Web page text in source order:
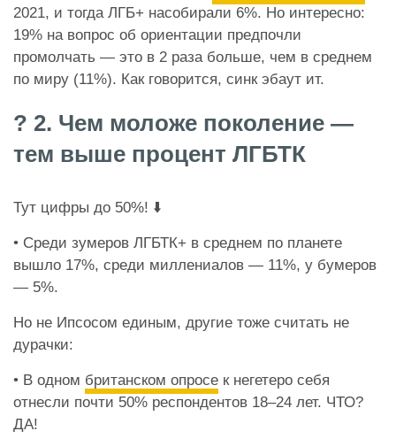
2021, и тогда ЛГБ+ насобирали 6%. Но интересно:
19% на вопрос об ориентации предпочли
промолчать — это в 2 раза больше, чем в среднем
по миру (11%). Как говорится, синк эбаут ит.
? 2. Чем моложе поколение —
тем выше процент ЛГБТК
Тут цифры до 50%! ⬇️
• Среди зумеров ЛГБТК+ в среднем по планете
вышло 17%, среди миллениалов — 11%, у бумеров
— 5%.
Но не Ипсосом единым, другие тоже считать не
дурачки:
• В одном британском опросе к негетеро себя
отнесли почти 50% респондентов 18–24 лет. ЧТО?
ДА!